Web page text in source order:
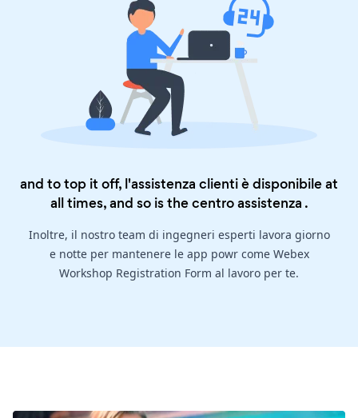
and to top it off, l'assistenza clienti è disponibile at
all times, and so is thecentro assistenza .
Inoltre, il nostro team di ingegneri esperti lavora giorno
e notte per mantenere le app powr come Webex
Workshop Registration Form al lavoro per te.